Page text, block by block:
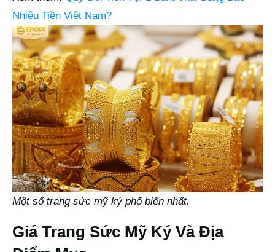
Nhiêu Tiền Việt Nam?
Một số trang sức mỹ ký phổ biến nhất.
Giá Trang Sức Mỹ Ký Và Địa